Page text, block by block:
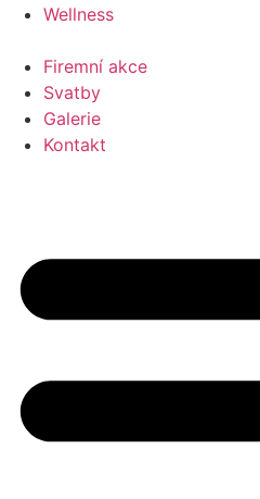
Wellness
Firemní akce
Svatby
Galerie
Kontakt